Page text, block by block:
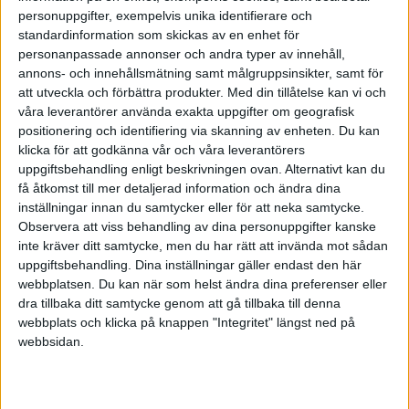
personuppgifter, exempelvis unika identifierare och
standardinformation som skickas av en enhet för
personanpassade annonser och andra typer av innehåll,
annons- och innehållsmätning samt målgruppsinsikter, samt för
att utveckla och förbättra produkter. Med din tillåtelse kan vi och
våra leverantörer använda exakta uppgifter om geografisk
positionering och identifiering via skanning av enheten. Du kan
klicka för att godkänna vår och våra leverantörers
uppgiftsbehandling enligt beskrivningen ovan. Alternativt kan du
få åtkomst till mer detaljerad information och ändra dina
inställningar innan du samtycker eller för att neka samtycke.
Observera att viss behandling av dina personuppgifter kanske
inte kräver ditt samtycke, men du har rätt att invända mot sådan
uppgiftsbehandling. Dina inställningar gäller endast den här
webbplatsen. Du kan när som helst ändra dina preferenser eller
dra tillbaka ditt samtycke genom att gå tillbaka till denna
webbplats och klicka på knappen "Integritet" längst ned på
webbsidan.
framväxten och utvecklingen av Internet, så har vi gått
mer och mer mot en snabb och ständig uppkoppling.
Forskare runt om i världen har kommit att intressera
sig för vad det här får för konsekvenser för den
enskilda människan, och hur den mänskliga hjärnan
hanterar det här. Adam Gazzaley som forskar vid
University of California påpekar bland annat att den
mänskliga hjärnan på grund av det här utsätts för en
typ av påverkan som hjärnan inte är utvecklad för.
I arbetsliv med en ständig uppkoppling och ständig
närvaro så behövs det en tydlig policy på arbetsplatsen
kring när du som anställd behöver vara närvarande och
bland annat kunna svara på e-post. Det här behöver
också gälla dig som är på tjänsteresa utomlands,